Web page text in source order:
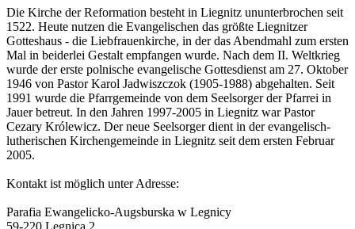
Die Kirche der Reformation besteht in Liegnitz ununterbrochen seit
1522. Heute nutzen die Evangelischen das größte Liegnitzer
Gotteshaus - die Liebfrauenkirche, in der das Abendmahl zum ersten
Mal in beiderlei Gestalt empfangen wurde. Nach dem II. Weltkrieg
wurde der erste polnische evangelische Gottesdienst am 27. Oktober
1946 von Pastor Karol Jadwiszczok (1905-1988) abgehalten. Seit
1991 wurde die Pfarrgemeinde von dem Seelsorger der Pfarrei in
Jauer betreut. In den Jahren 1997-2005 in Liegnitz war Pastor
Cezary Królewicz. Der neue Seelsorger dient in der evangelisch-
lutherischen Kirchengemeinde in Liegnitz seit dem ersten Februar
2005.
Kontakt ist möglich unter Adresse:
Parafia Ewangelicko-Augsburska w Legnicy
59-220 Legnica 2